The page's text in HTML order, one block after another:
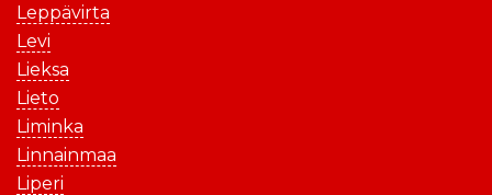
Leppävirta
Levi
Lieksa
Lieto
Liminka
Linnainmaa
Liperi